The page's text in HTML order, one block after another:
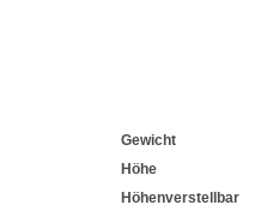
Gewicht
Höhe
Höhenverstellbar